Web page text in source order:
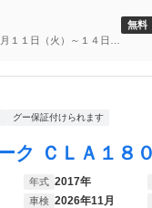
１１日（火）～１４日
無料
グー保証付けられます
年式 2017年
車検 2026年11月